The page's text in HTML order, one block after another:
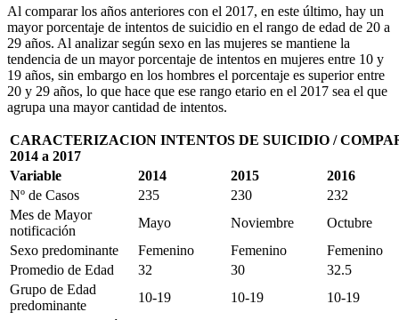
Al comparar los años anteriores con el 2017, en este último, hay un
mayor porcentaje de intentos de suicidio en el rango de edad de 20 a
29 años. Al analizar según sexo en las mujeres se mantiene la
tendencia de un mayor porcentaje de intentos en mujeres entre 10 y
19 años, sin embargo en los hombres el porcentaje es superior entre
20 y 29 años, lo que hace que ese rango etario en el 2017 sea el que
agrupa una mayor cantidad de intentos.
CARACTERIZACION INTENTOS DE SUICIDIO /
2014 a 2017
Variable
2014 2015
2016
Nº de Casos
235 230
232
Mes de Mayor
notificación
Mayo Noviembre
Octubre
Sexo predominante
Femenino Femenino
Femenino
Promedio de Edad
32 30
32.5
Grupo de Edad
predominante
10-19 10-19
10-19